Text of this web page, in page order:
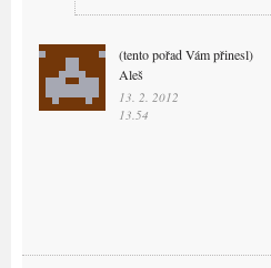
(tento pořad Vám přinesl)
Aleš
13. 2. 2012
13.54